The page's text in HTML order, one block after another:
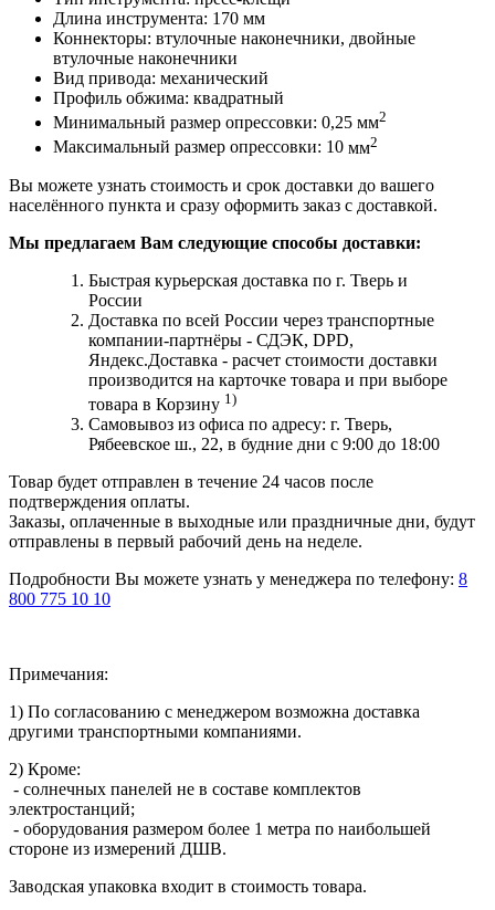
Длина инструмента: 170 мм
Коннекторы: втулочные наконечники, двойные
втулочные наконечники
Вид привода: механический
Профиль обжима: квадратный
Минимальный размер опрессовки: 0,25 мм2
Максимальный размер опрессовки: 10 мм2
Вы можете узнать стоимость и срок доставки до вашего
населённого пункта и сразу оформить заказ с доставкой.
Мы предлагаем Вам следующие способы доставки:
Быстрая курьерская доставка по г. Тверь и
России
Доставка по всей России через транспортные
компании-партнёры - СДЭК, DPD,
Яндекс.Доставка - расчет стоимости доставки
производится на карточке товара и при выборе
товара в Корзину 1)
Самовывоз из офиса по адресу: г. Тверь,
Рябеевское ш., 22, в будние дни с 9:00 до 18:00
Товар будет отправлен в течение 24 часов после
подтверждения оплаты.
Заказы, оплаченные в выходные или праздничные дни, будут
отправлены в первый рабочий день на неделе.
Подробности Вы можете узнать у менеджера по телефону: 8
800 775 10 10
Примечания:
1) По согласованию с менеджером возможна доставка
другими транспортными компаниями.
2) Кроме:
- солнечных панелей не в составе комплектов
электростанций;
- оборудования размером более 1 метра по наибольшей
стороне из измерений ДШВ.
Заводская упаковка входит в стоимость товара.